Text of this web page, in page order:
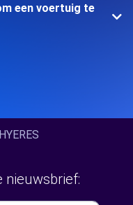
een voertuig te
nieuwsbrief: